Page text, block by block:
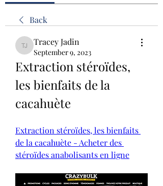
Back
Tracey Jadin
Tracey Jadin
September 9, 2023
Extraction stéroïdes,
les bienfaits de la
cacahuète
Extraction stéroïdes, les bienfaits
de la cacahuète - Acheter des
stéroïdes anabolisants en ligne